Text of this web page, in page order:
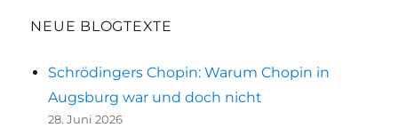
und
in
historischen
Augsburger
NEUE BLOGTEXTE
Schrödingers Chopin: Warum Chopin in
Augsburg war und doch nicht
28. Juni 2026